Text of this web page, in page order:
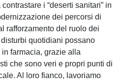
i “deserti sanitari” in
dei percorsi di
rafforzamento del ruolo dei
quotidiani possano
farmacia, grazie alla
che sono veri e propri punti di
Al loro fianco, lavoriamo